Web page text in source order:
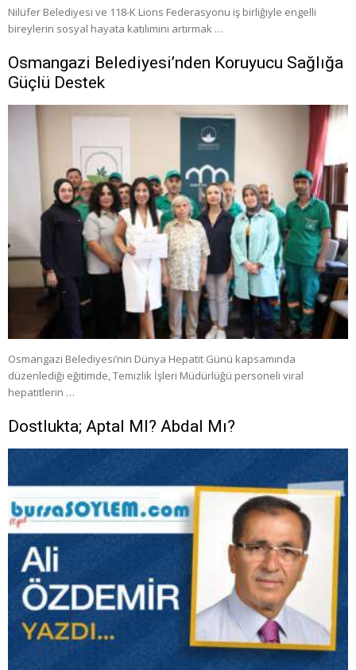
Nilüfer Belediyesi ve 118-K Lions Federasyonu iş birliğiyle engelli
bireylerin sosyal hayata katılımını artırmak …
Osmangazi Belediyesi’nden Koruyucu Sağlığa
Güçlü Destek
Osmangazi Belediyesi’nin Dünya Hepatit Günü kapsamında
düzenlediği eğitimde, Temizlik İşleri Müdürlüğü personeli viral
hepatitlerin …
Dostlukta; Aptal MI? Abdal Mı?